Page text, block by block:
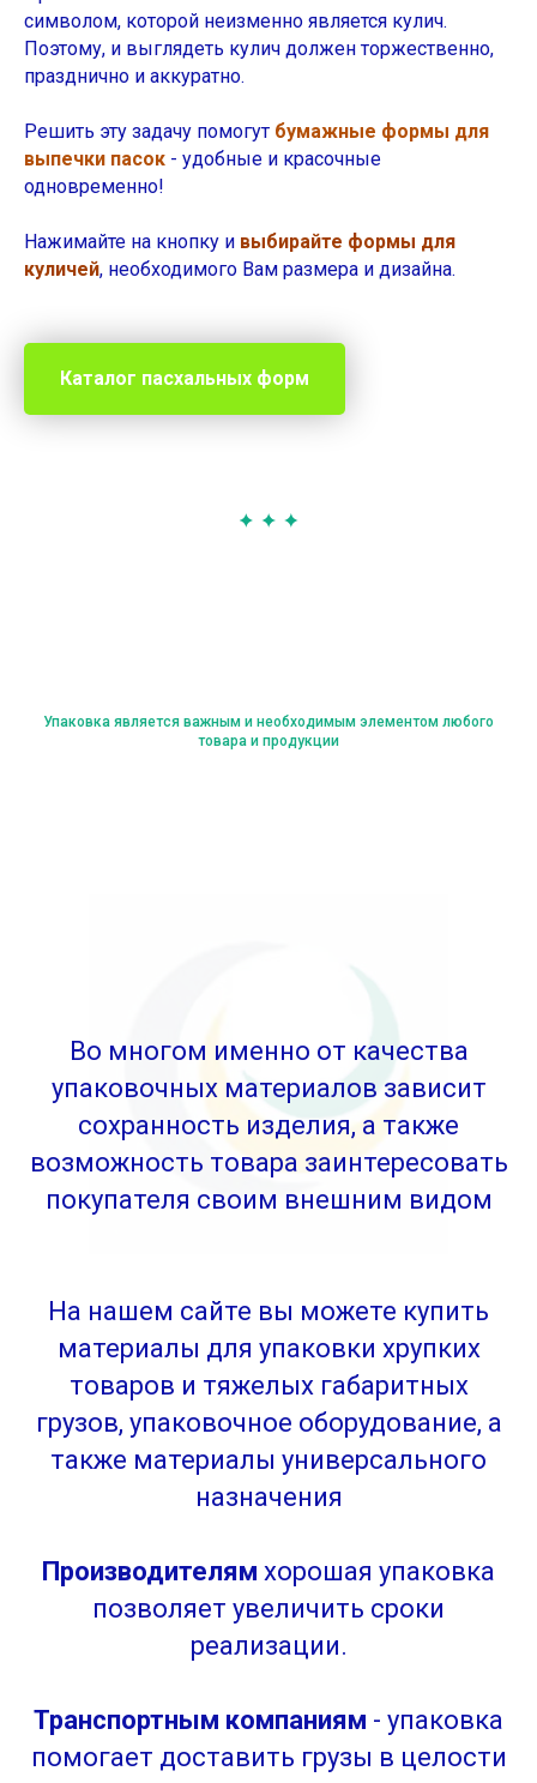
символом, которой неизменно является кулич.
Поэтому, и выглядеть кулич должен торжественно,
празднично и аккуратно.
Решить эту задачу помогут бумажные формы для
выпечки пасок - удобные и красочные
одновременно!
Нажимайте на кнопку и выбирайте формы для
куличей, необходимого Вам размера и дизайна.
Каталог пасхальных форм
Упаковка является важным и необходимым элементом любого
товара и продукции
Во многом именно от качества
упаковочных материалов зависит
сохранность изделия, а также
возможность товара заинтересовать
покупателя своим внешним видом
На нашем сайте вы можете купить
материалы для упаковки хрупких
товаров и тяжелых габаритных
грузов, упаковочное оборудование, а
также материалы универсального
назначения
Производителям хорошая упаковка
позволяет увеличить сроки
реализации.
Транспортным компаниям - упаковка
помогает доставить грузы в целости